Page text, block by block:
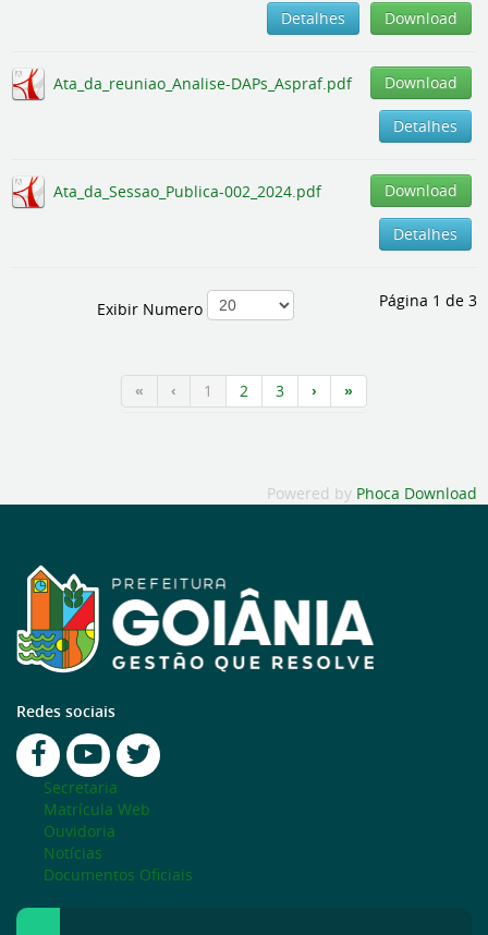
Download
Detalhes
Ata_da_reuniao_Analise-DAPs_Aspraf.pdf Download
Detalhes
Ata_da_Sessao_Publica-002_2024.pdf Download
Detalhes
Exibir Numero Página 1 de 3
1 2 3
Powered by Phoca Download
Redes sociais
Secretaria
Matrícula Web
Ouvidoria
Notícias
Documentos Oficiais